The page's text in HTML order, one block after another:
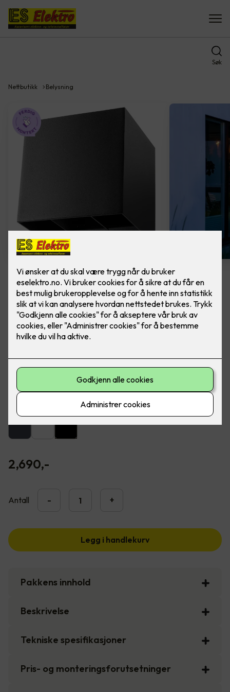
Søk
Nettbutikk Belysning
Artes veggarmatur sort
Lekker utebelysning fra SG Armaturen. Ferdig
montert, utskifting av lampe.
innendørs montering på vegg.
2,690,-
Antall - +
Legg i handlekurv
Pakkens innhold
Beskrivelse
Tekniske spesifikasjoner
Pris- og monteringsforutsetninger